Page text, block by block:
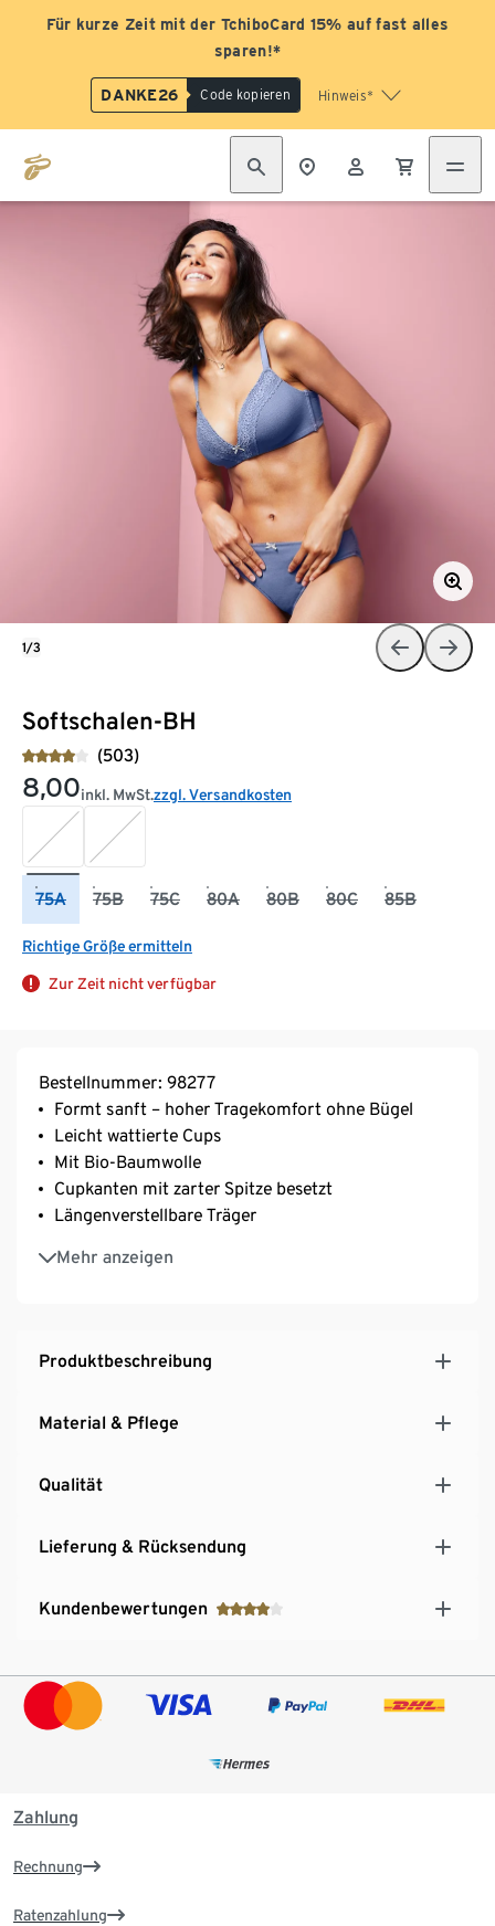
Für kurze Zeit mit der TchiboCard 15% auf fast alles
sparen!*
DANKE26 Code kopieren Hinweis*
Softschalen-BH
(503)
8,00inkl. MwSt.zzgl. Versandkosten
75A 75B 75C 80A 80B 80C 85B
Richtige Größe ermitteln
Zur Zeit nicht verfügbar
1/3
Bestellnummer: 98277
Formt sanft – hoher Tragekomfort ohne Bügel
Leicht wattierte Cups
Mit Bio-Baumwolle
Cupkanten mit zarter Spitze besetzt
Längenverstellbare Träger
Mehr anzeigen
3-fach verstellbarer SoftSeal®-Häkchenverschluss
Mit Elasthan: formbeständig, perfekter Sitz, hoher
Produktbeschreibung
Material & Pflege
Qualität
Lieferung & Rücksendung
Kundenbewertungen
Zahlung
Rechnung
Ratenzahlung